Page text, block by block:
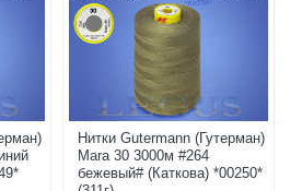
Нитки Gutermann (Гутерман)
Mara 30 3000м #264
бежевый# (Каткова) *00250*